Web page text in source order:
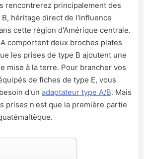
rencontrerez principalement des
héritage direct de l'influence
cette région d'Amérique centrale.
comportent deux broches plates
les prises de type B ajoutent une
mise à la terre. Pour brancher vos
de fiches de type E, vous
d'un adaptateur type A/B. Mais
prises n'est que la première partie